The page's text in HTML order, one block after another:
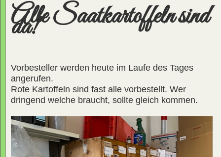
Alle Saatkartoffeln sind
da!
Vorbesteller werden heute im Laufe des Tages
angerufen.
Rote Kartoffeln sind fast alle vorbestellt. Wer
dringend welche braucht, sollte gleich kommen.